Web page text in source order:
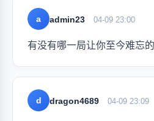
a admin23 04-09 23:00
有没有哪一局让你至今难忘的
d dragon4689 04-09 23:09